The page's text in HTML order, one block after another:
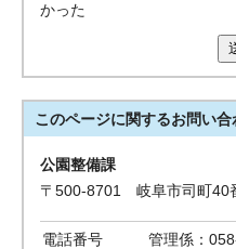
かった
このページに関するお問い合
公園整備課
〒500-8701 岐阜市司町
電話番号
管理係：